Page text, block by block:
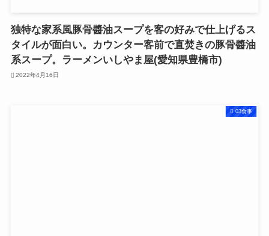
独特な家系風豚骨醬油スープを客の好みで仕上げるス
タイルが面白い。カウンター客前で直焚きの豚骨醬油
系スープ。ラーメンいしやま屋(愛知県豊橋市)
2022年4月16日
03食事